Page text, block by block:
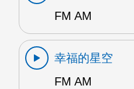
FM AM
幸福的星空
FM AM